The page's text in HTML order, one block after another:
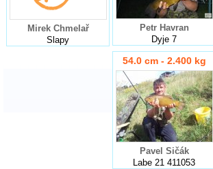
Mirek Chmelař
Slapy
Petr Havran
Dyje 7
54.0 cm - 2.400 kg
Pavel Sičák
Labe 21 411053